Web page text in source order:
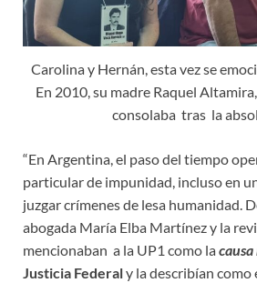
Carolina y Hernán, esta vez se
En 2010, su madre Raquel
consolaba tras la
“En Argentina, el paso del tiempo
particular de impunidad, incluso en
juzgar crímenes de lesa humanidad.
abogada María Elba Martínez y la
mencionaban a la UP1 como la
Justicia Federaly la describían como